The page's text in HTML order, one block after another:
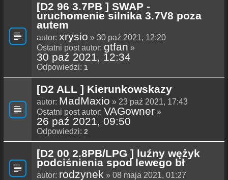
[D2 96 3.7PB ] SWAP -
uruchomenie silnika 3.7V8 poza
autem
autor: xrysio » 30 paź 2021, 12:20
Ostatni post autor: gtfan »
30 paź 2021, 12:34
Odpowiedzi: 1
[D2 ALL ] Kierunkowskazy
autor: MadMaxio » 23 paź 2021, 17:43
Ostatni post autor: VAGowner »
26 paź 2021, 09:50
Odpowiedzi: 2
[D2 00 2.8PB/LPG ] luźny wężyk
podciśnienia spod lewego bł
autor: rodzynek » 08 maja 2021, 01:27